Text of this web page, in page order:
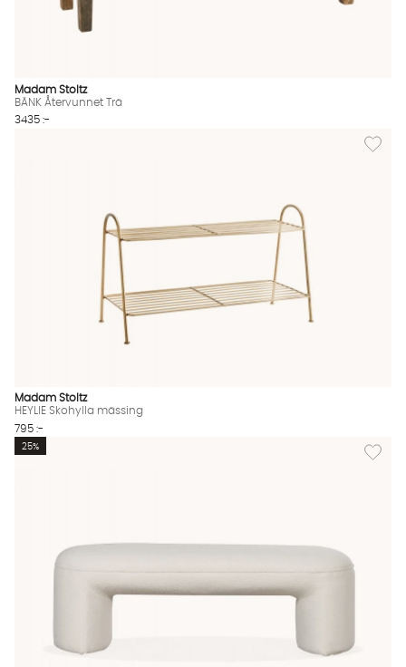
Madam Stoltz
BÄNK Återvunnet Trä
3435 :-
Lägg
Madam Stoltz
HEYLIE Skohylla mässing
795 :-
Lägg
25%